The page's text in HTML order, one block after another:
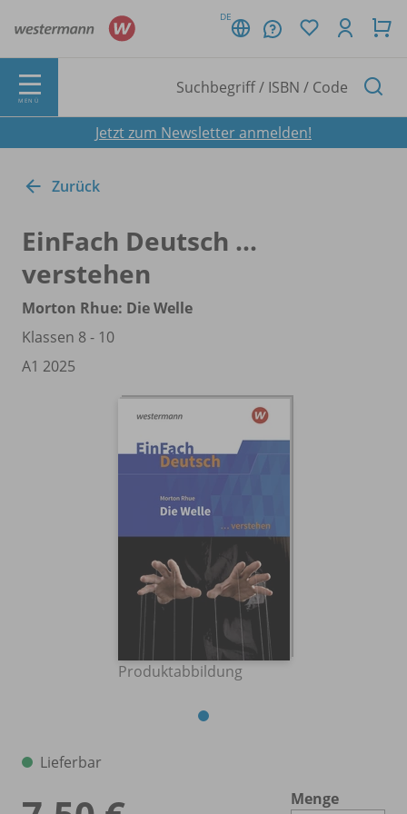
DE
MENÜ
Jetzt zum Newsletter anmelden!
Zurück
EinFach Deutsch ...
verstehen
Morton Rhue: Die Welle
Klassen 8 - 10
A1 2025
Produktabbildung
Lieferbar
Menge